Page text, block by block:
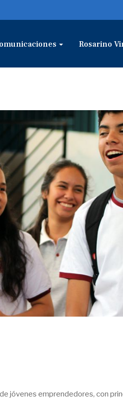
Rosarino
jóvenes emprendedores, con